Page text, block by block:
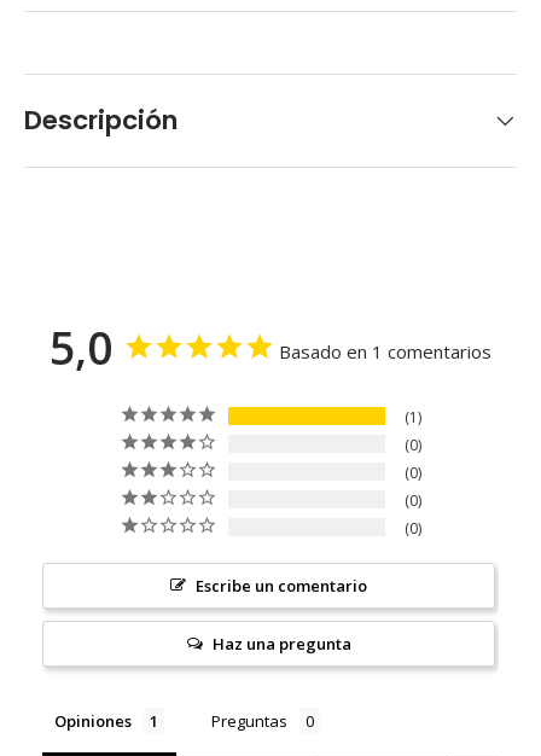
Descripción
5,0 Basado en 1 comentarios
1
0
0
0
0
Escribe un comentario
Haz una pregunta
Opiniones Preguntas